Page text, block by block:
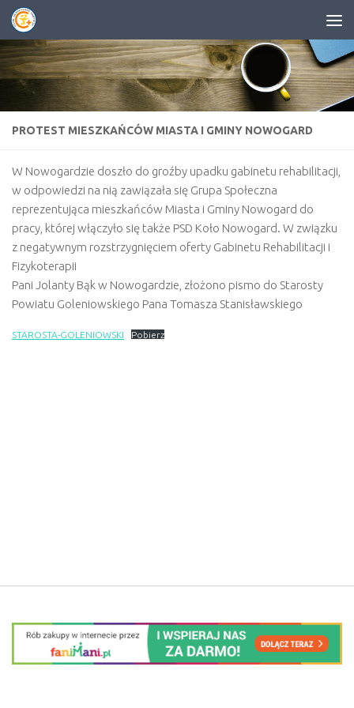
Przejdź do treści
PROTEST MIESZKAŃCÓW MIASTA I GMINY NOWOGARD
W Nowogardzie doszło do groźby upadku gabinetu rehabilitacji,
w odpowiedzi na nią zawiązała się Grupa Społeczna
reprezentująca mieszkańców Miasta i Gminy Nowogard do
pracy, której włączyło się także PSD Koło Nowogard. W związku
z negatywnym rozstrzygnięciem oferty Gabinetu Rehabilitacji i
Fizykoterapii
Pani Jolanty Bąk w Nowogardzie, złożono pismo do Starosty
Powiatu Goleniowskiego Pana Tomasza Stanisławskiego
STAROSTA-GOLENIOWSKI Pobierz